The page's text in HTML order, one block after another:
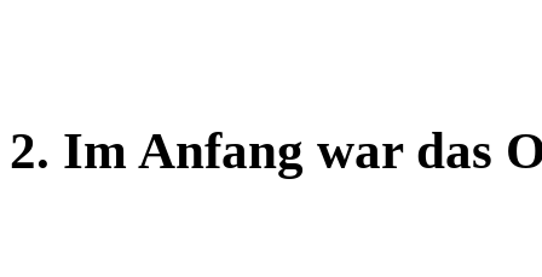
2. Im Anfang war das